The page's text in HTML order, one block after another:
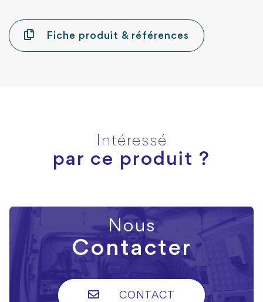
Fiche produit & références
Intéressé
par ce produit ?
Nous
Contacter
CONTACT